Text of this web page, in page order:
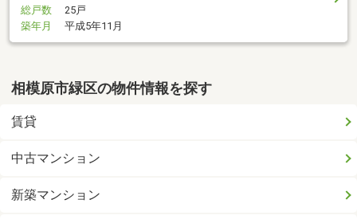
総戸数
25戸
築年月
平成5年11月
相模原市緑区の物件情報を探す
賃貸
中古マンション
新築マンション